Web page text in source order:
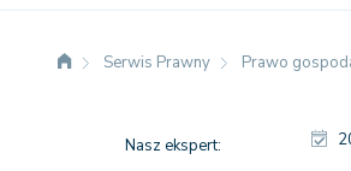
Serwis Prawny Prawo
Nasz ekspert: